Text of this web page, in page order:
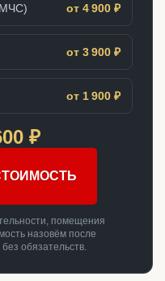
от 4 900 ₽
от 3 900 ₽
от 1 900 ₽
₽
помещения
назовём после
обязательств.